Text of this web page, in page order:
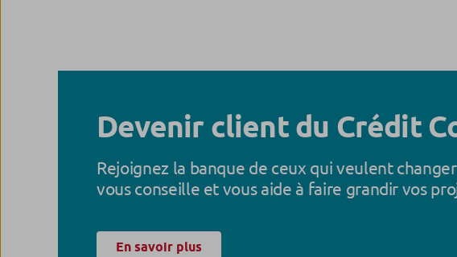
Devenir client du Crédit
Rejoignez la banque de ceux qui veulent
vous conseille et vous aide à faire grandir vos
En savoir plus